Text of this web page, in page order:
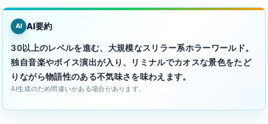
AI AI要約
30以上のレベルを進む、大規模なスリラー系ホラーワールド。
独自音楽やボイス演出が入り、リミナルでカオスな景色をたど
りながら物語性のある不気味さを味わえます。
AI生成のため間違いがある場合があります。